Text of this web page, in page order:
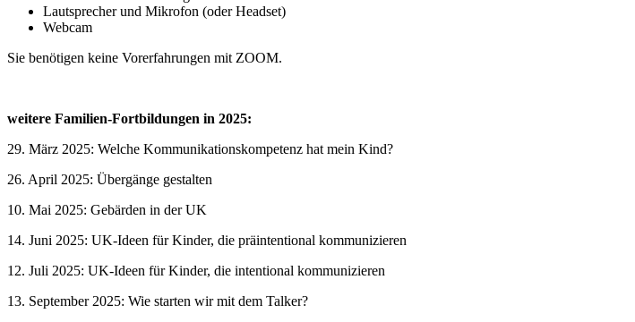
Lautsprecher und Mikrofon (oder Headset)
Webcam
Sie benötigen keine Vorerfahrungen mit ZOOM.
weitere Familien-Fortbildungen in 2025:
29. März 2025: Welche Kommunikationskompetenz hat mein Kind?
26. April 2025: Übergänge gestalten
10. Mai 2025: Gebärden in der UK
14. Juni 2025: UK-Ideen für Kinder, die präintentional kommunizieren
12. Juli 2025: UK-Ideen für Kinder, die intentional kommunizieren
13. September 2025: Wie starten wir mit dem Talker?